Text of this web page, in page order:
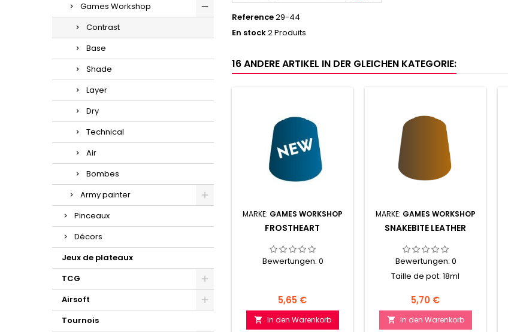
Games Workshop
Contrast
Base
Shade
Layer
Dry
Technical
Air
Bombes
Army painter
Pinceaux
Décors
Jeux de plateaux
TCG
Airsoft
Tournois
Reference29-44
En stock2 Produits
16 ANDERE ARTIKEL IN DER GLEICHEN KATEGORIE:
MARKE: GAMES WORKSHOP
FROSTHEART
Bewertungen: 0
Preis
5,65 €
 In den Warenkorb
MARKE: GAMES WORKSHOP
SNAKEBITE LEATHER
Bewertungen: 0
Taille de pot: 18ml
Preis
5,70 €
 In den Warenkorb